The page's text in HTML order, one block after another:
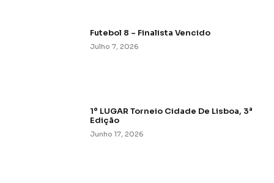
Futebol 8 – Finalista Vencido
Julho 7, 2026
1º LUGAR Torneio Cidade De Lisboa, 3ª
Edição
Junho 17, 2026